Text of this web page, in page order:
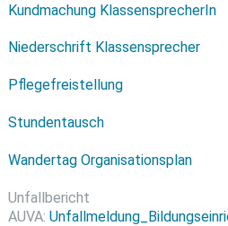
Kundmachung KlassensprecherIn
Niederschrift Klassensprecher
Pflegefreistellung
Stundentausch
Wandertag Organisationsplan
Unfallbericht
AUVA: